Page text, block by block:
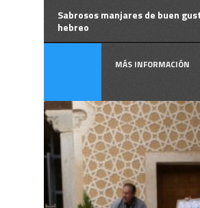
Sabrosos manjares de buen
hebreo
MÁS INFORMACIÓN